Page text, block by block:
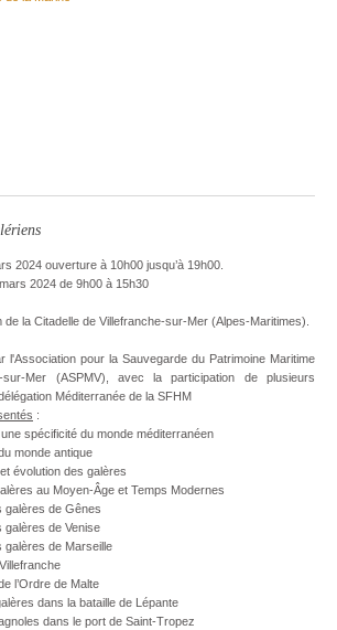
2024 ouverture à 10h00 jusqu’à 19h00.
2024 de 9h00 à 15h30
la Citadelle de Villefranche-sur-Mer (Alpes-Maritimes).
pour la Sauvegarde du Patrimoine Maritime
sur-Mer (ASPMV), avec la participation de plusieurs
Méditerranée de la SFHM
:
spécificité du monde méditerranéen
monde antique
évolution des galères
au Moyen-Âge et Temps Modernes
de Gênes
de Venise
de Marseille
l’Ordre de Malte
dans la bataille de Lépante
dans le port de Saint-Tropez